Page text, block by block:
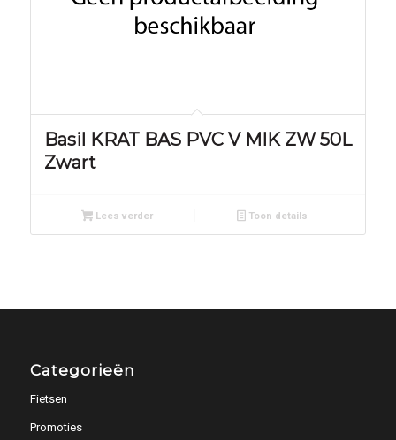
Basil KRAT BAS PVC V MIK ZW 50L
Zwart
Lees verder Toon details
Categorieën
Fietsen
Promoties